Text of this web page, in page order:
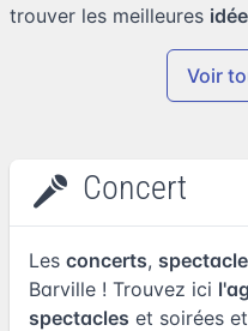
trouver les meilleures
Voir
Concert
Les concerts,
Barville ! Trouvez ici
spectacles et soirées